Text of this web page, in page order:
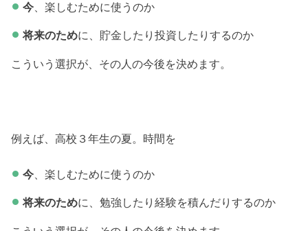
今、楽しむために使うのか
将来のために、貯金したり投資したりするのか
こういう選択が、その人の今後を決めます。
例えば、高校３年生の夏。時間を
今、楽しむために使うのか
将来のために、勉強したり経験を積んだりするのか